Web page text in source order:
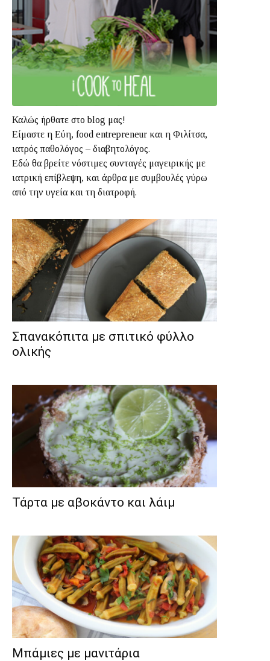
Καλώς ήρθατε στο blog μας!
Είμαστε η Εύη, food entrepreneur και η Φιλίτσα,
ιατρός παθολόγος – διαβητολόγος.
Εδώ θα βρείτε νόστιμες συνταγές μαγειρικής με
ιατρική επίβλεψη, και άρθρα με συμβουλές γύρω
από την υγεία και τη διατροφή.
Σπανακόπιτα με σπιτικό φύλλο
ολικής
Τάρτα με αβοκάντο και λάιμ
Μπάμιες με μανιτάρια